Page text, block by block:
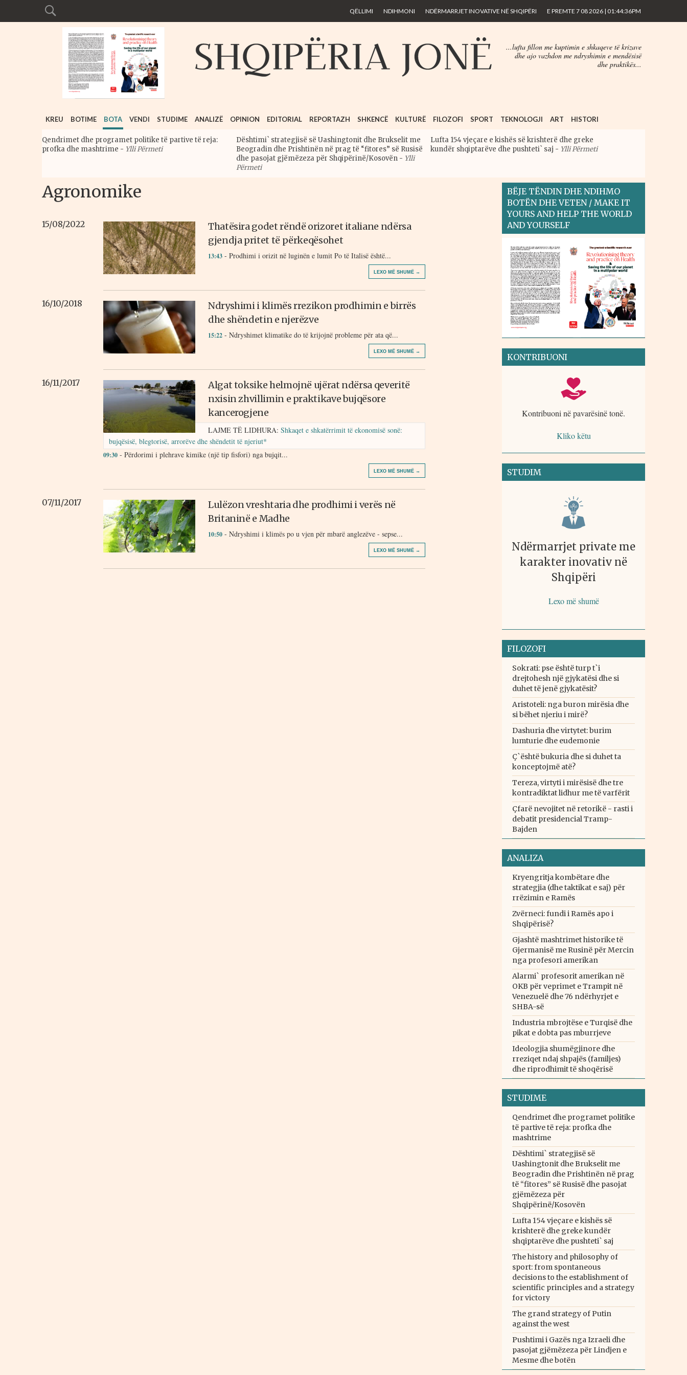
main
content
QËLLIMI NDIHMONI NDËRMARRJET INOVATIVE NË SHQIPËRI E PREMTE 7 08 2026 | 01:44:36PM
...lufta fillon me kuptimin e shkaqeve të krizave
dhe ajo vazhdon me ndryshimin e mendësisë
dhe praktikës...
KREU BOTIME BOTA VENDI STUDIME ANALIZË OPINION EDITORIAL REPORTAZH SHKENCË KULTURË FILOZOFI SPORT TEKNOLOGJI ART HISTORI
Qendrimet dhe programet politike të partive të reja:
profka dhe mashtrime - Ylli Përmeti
Dështimi` strategjisë së Uashingtonit dhe Brukselit me
Beogradin dhe Prishtinën në prag të “fitores” së Rusisë
dhe pasojat gjëmëzeza për Shqipërinë/Kosovën - Ylli
Përmeti
Lufta 154 vjeçare e kishës së krishterë dhe greke
kundër shqiptarëve dhe pushteti` saj - Ylli Përmeti
Agronomike
15/08/2022
Thatësira godet rëndë orizoret italiane ndërsa
gjendja pritet të përkeqësohet
13:43 - Prodhimi i orizit në luginën e lumit Po të Italisë është...
LEXO MË SHUMË →
16/10/2018
Ndryshimi i klimës rrezikon prodhimin e birrës
dhe shëndetin e njerëzve
15:22 - Ndryshimet klimatike do të krijojnë probleme për ata që...
LEXO MË SHUMË →
16/11/2017
Algat toksike helmojnë ujërat ndërsa qeveritë
nxisin zhvillimin e praktikave bujqësore
kancerogjene
LAJME TË LIDHURA: Shkaqet e shkatërrimit të ekonomisë sonë:
bujqësisë, blegtorisë, arrorëve dhe shëndetit të njeriut*
09:30 - Përdorimi i plehrave kimike (një tip fisfori) nga bujqit...
LEXO MË SHUMË →
07/11/2017
Lulëzon vreshtaria dhe prodhimi i verës në
Britaninë e Madhe
10:50 - Ndryshimi i klimës po u vjen për mbarë anglezëve - sepse...
LEXO MË SHUMË →
BËJE TËNDIN DHE NDIHMO
BOTËN DHE VETEN / MAKE IT
YOURS AND HELP THE WORLD
AND YOURSELF
KONTRIBUONI
Kontribuoni në pavarësinë tonë.
Kliko këtu
STUDIM
Ndërmarrjet private me
karakter inovativ në
Shqipëri
Lexo më shumë
FILOZOFI
Sokrati: pse është turp t`i
drejtohesh një gjykatësi dhe si
duhet të jenë gjykatësit?
Aristoteli: nga buron mirësia dhe
si bëhet njeriu i mirë?
Dashuria dhe virtytet: burim
lumturie dhe eudemonie
Ç`është bukuria dhe si duhet ta
konceptojmë atë?
Tereza, virtyti i mirësisë dhe tre
kontradiktat lidhur me të varfërit
Çfarë nevojitet në retorikë - rasti i
debatit presidencial Tramp-
Bajden
ANALIZA
Kryengritja kombëtare dhe
strategjia (dhe taktikat e saj) për
rrëzimin e Ramës
Zvërneci: fundi i Ramës apo i
Shqipërisë?
Gjashtë mashtrimet historike të
Gjermanisë me Rusinë për Mercin
nga profesori amerikan
Alarmi` profesorit amerikan në
OKB për veprimet e Trampit në
Venezuelë dhe 76 ndërhyrjet e
SHBA-së
Industria mbrojtëse e Turqisë dhe
pikat e dobta pas mburrjeve
Ideologjia shumëgjinore dhe
rreziqet ndaj shpajës (familjes)
dhe riprodhimit të shoqërisë
STUDIME
Qendrimet dhe programet politike
të partive të reja: profka dhe
mashtrime
Dështimi` strategjisë së
Uashingtonit dhe Brukselit me
Beogradin dhe Prishtinën në prag
të “fitores” së Rusisë dhe pasojat
gjëmëzeza për
Shqipërinë/Kosovën
Lufta 154 vjeçare e kishës së
krishterë dhe greke kundër
shqiptarëve dhe pushteti` saj
The history and philosophy of
sport: from spontaneous
decisions to the establishment of
scientific principles and a strategy
for victory
The grand strategy of Putin
against the west
Pushtimi i Gazës nga Izraeli dhe
pasojat gjëmëzeza për Lindjen e
Mesme dhe botën